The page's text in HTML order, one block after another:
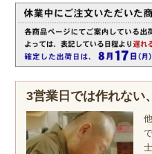
3営業日では作れない